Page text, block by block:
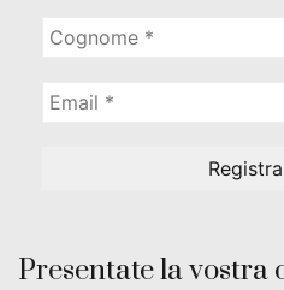
Presentate la vostra